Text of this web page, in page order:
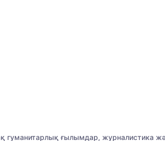
гуманитарлық ғылымдар, журналистика